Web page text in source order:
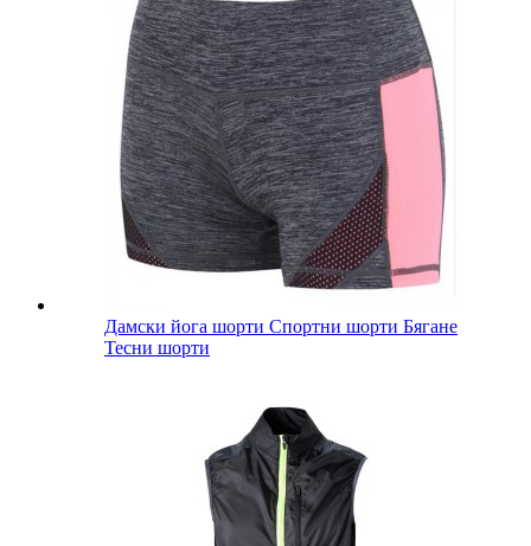
Дамски йога шорти Спортни шорти Бягане
Тесни шорти